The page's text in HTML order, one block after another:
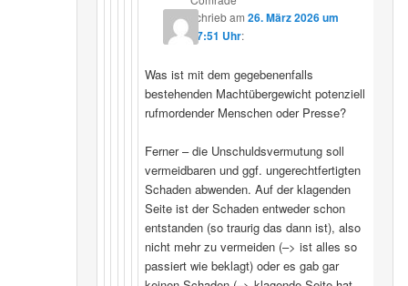
schriebam 26. März 2026 um
17:51 Uhr:
Was ist mit dem gegebenenfalls
bestehenden Machtübergewicht potenziell
rufmordender Menschen oder Presse?
Ferner – die Unschuldsvermutung soll
vermeidbaren und ggf. ungerechtfertigten
Schaden abwenden. Auf der klagenden
Seite ist der Schaden entweder schon
entstanden (so traurig das dann ist), also
nicht mehr zu vermeiden (–> ist alles so
passiert wie beklagt) oder es gab gar